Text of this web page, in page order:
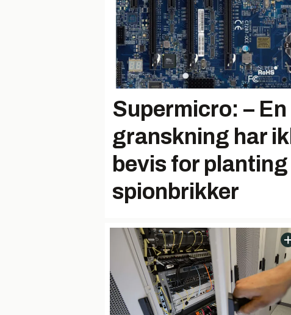
Supermicro: –
granskning har
bevis for
spionbrikker